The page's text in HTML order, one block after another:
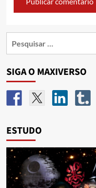
SIGA O MAXIVERSO
ESTUDO